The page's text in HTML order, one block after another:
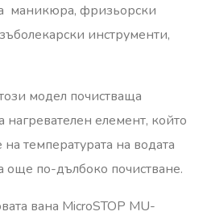
маникюра, фризьорски
инструменти,
модел почистваща
елемент, който
температурата на водата
още по-дълбоко почистване.
вана MicroSTOP MU-